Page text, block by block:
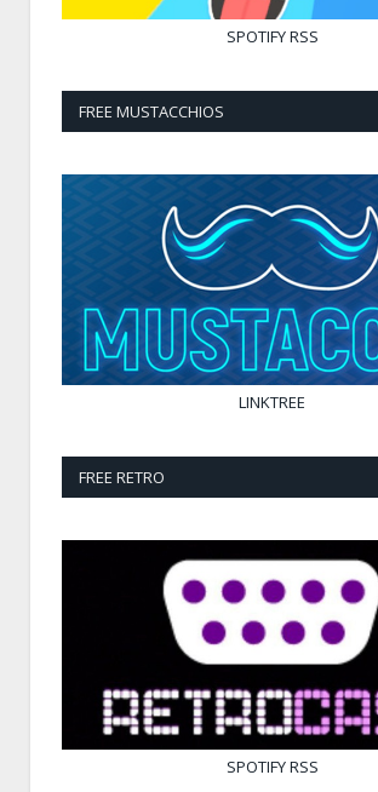
SPOTIFYRSS
FREE MUSTACCHIOS
LINKTREE
FREE RETRO
SPOTIFYRSS